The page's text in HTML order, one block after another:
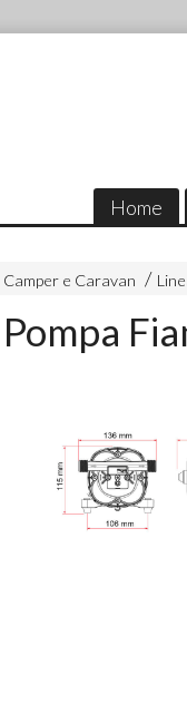
Home
Camper e Caravan
Pompa